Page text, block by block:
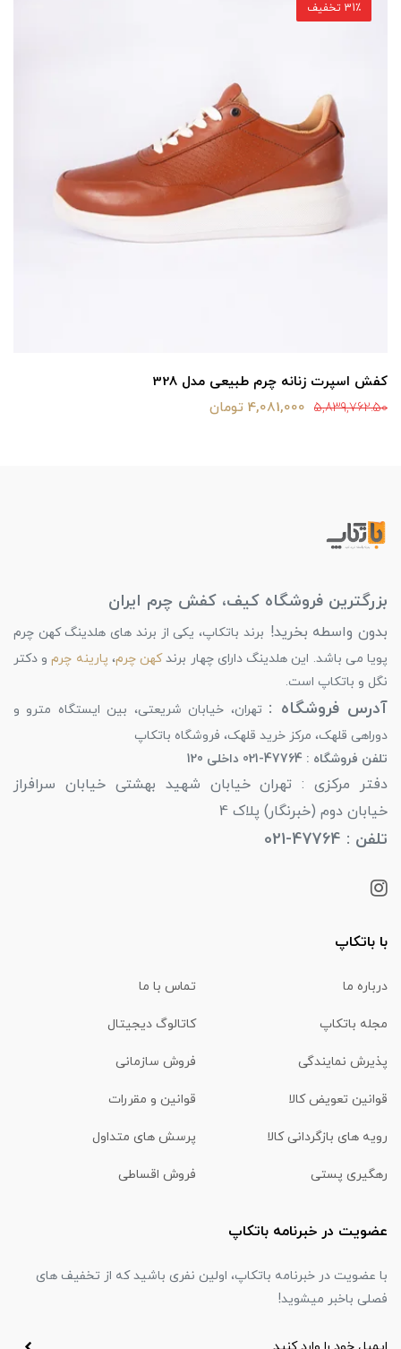
کفش اسپرت زنانه چرم طبیعی مدل 328
5,839,762.50 4,081,000 تومان
31٪ تخفیف
بزرگترین فروشگاه کیف، کفش چرم ایران
بدون واسطه بخرید! برند باتکاپ، یکی از برند های هلدینگ کهن چرم
پویا می باشد. این هلدینگ دارای چهار برندکهن چرم، پارینه چرمو دکتر
نگل و باتکاپ است.
آدرس فروشگاه : تهران، خیابان شریعتی، بین ایستگاه مترو و
دوراهی قلهک، مرکز خرید قلهک، فروشگاه باتکاپ
تلفن فروشگاه : 47764-021 داخلی 120
دفتر مرکزی : تهران خیابان شهید بهشتی خیابان سرافراز
خیابان دوم (خبرنگار) پلاک 4
تلفن : 47764-021
با باتکاپ
درباره ما تماس با ما
مجله باتکاپ کاتالوگ دیجیتال
پذیرش نمایندگی فروش سازمانی
قوانین تعویض کالا قوانین و مقررات
رویه های بازگردانی کالا پرسش های متداول
رهگیری پستی فروش اقساطی
عضویت در خبرنامه باتکاپ
با عضویت در خبرنامه باتکاپ، اولین نفری باشید که از تخفیف های
فصلی باخبر میشوید!